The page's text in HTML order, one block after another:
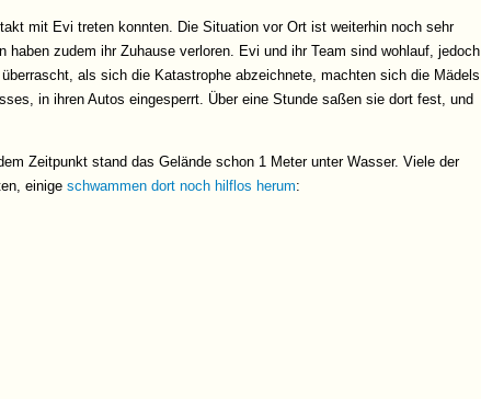
mit Evi treten konnten. Die Situation vor Ort ist weiterhin noch sehr
zudem ihr Zuhause verloren. Evi und ihr Team sind wohlauf, jedoch
als sich die Katastrophe abzeichnete, machten sich die Mädels
in ihren Autos eingesperrt. Über eine Stunde saßen sie dort fest, und
Zeitpunkt stand das Gelände schon 1 Meter unter Wasser. Viele der
einige schwammen dort noch hilflos herum: